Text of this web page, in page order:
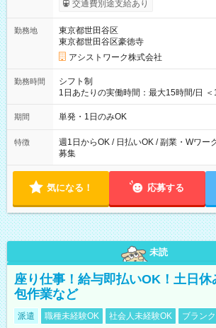
交通費別途支給あり
勤務地
東京都世田谷区
東京都世田谷区豪徳寺
アシストワーク株式会社
勤務時間
シフト制
1日あたりの実働時間：最大15時間/日
勤務 勤務：月・水・金 休み：火・木・土・日 好きな時
可能です！ ※1日あたりの最大実働時間は日勤、夜勤共に勤務し
期間 単発・1日のみOK
特徴
週1日からOK / 日払いOK / 副業・Wワー
募集
気になる！ 応募する
未読
座り仕事！給与即払いOK！土日休
包作業など
派遣 職種未経験OK 社会人未経験OK
ブラン